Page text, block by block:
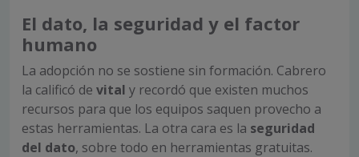
El dato, la seguridad y el factor
humano
La adopción no se sostiene sin formación. Cabrero
la calificó de vital y recordó que existen muchos
recursos para que los equipos saquen provecho a
estas herramientas. La otra cara es la seguridad
del dato, sobre todo en herramientas gratuitas.